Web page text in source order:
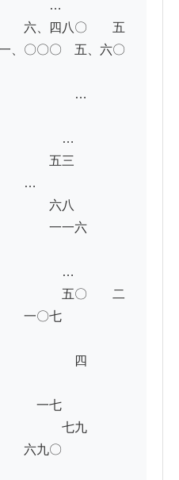
　　　…
　六、四八〇　　五
、〇〇〇　五、六〇
　　　　　　…
　　…
　　　　…
　　　五三
二　　　…
　　　六八
　　　　一一六
　…
　　　　…
　　　　五〇　　二
　　　一〇七
　　　　　　四
　…
　　一七
　　　　　七九
　　　六九〇